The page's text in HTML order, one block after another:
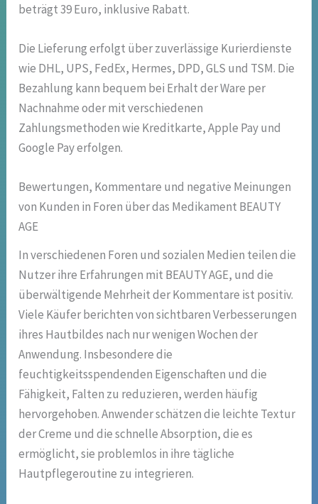
beträgt 39 Euro, inklusive Rabatt.
Die Lieferung erfolgt über zuverlässige Kurierdienste
wie DHL, UPS, FedEx, Hermes, DPD, GLS und TSM. Die
Bezahlung kann bequem bei Erhalt der Ware per
Nachnahme oder mit verschiedenen
Zahlungsmethoden wie Kreditkarte, Apple Pay und
Google Pay erfolgen.
Bewertungen, Kommentare und negative Meinungen
von Kunden in Foren über das Medikament BEAUTY
AGE
In verschiedenen Foren und sozialen Medien teilen die
Nutzer ihre Erfahrungen mit BEAUTY AGE, und die
überwältigende Mehrheit der Kommentare ist positiv.
Viele Käufer berichten von sichtbaren Verbesserungen
ihres Hautbildes nach nur wenigen Wochen der
Anwendung. Insbesondere die
feuchtigkeitsspendenden Eigenschaften und die
Fähigkeit, Falten zu reduzieren, werden häufig
hervorgehoben. Anwender schätzen die leichte Textur
der Creme und die schnelle Absorption, die es
ermöglicht, sie problemlos in ihre tägliche
Hautpflegeroutine zu integrieren.